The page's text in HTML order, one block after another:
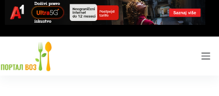
content